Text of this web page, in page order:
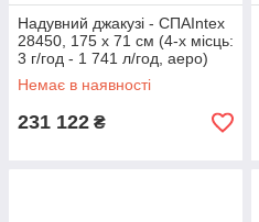
Надувний джакузі - СПАIntex
28450, 175 x 71 см (4-х місць:
3 г/год - 1 741 л/год, аеро)
Немає в наявності
231 122 ₴